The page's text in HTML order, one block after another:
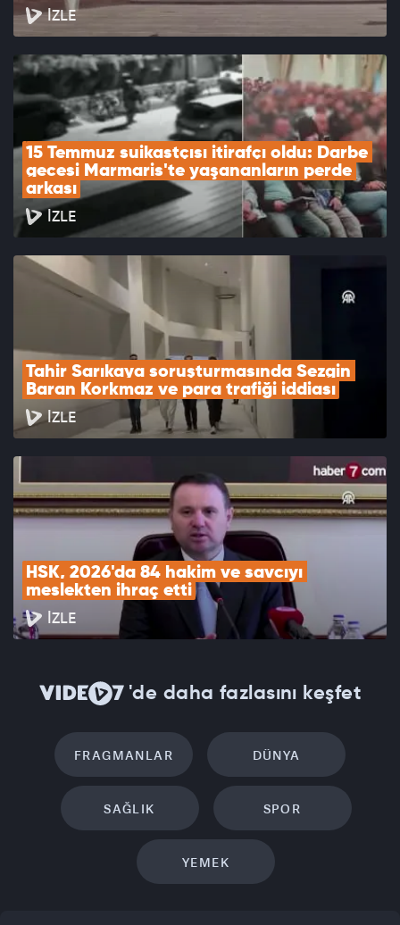
İZLE
15 Temmuz suikastçısı itirafçı oldu: Darbe
gecesi Marmaris'te yaşananların perde
arkası
İZLE
Tahir Sarıkaya soruşturmasında Sezgin
Baran Korkmaz ve para trafiği iddiası
İZLE
HSK, 2026'da 84 hakim ve savcıyı
meslekten ihraç etti
İZLE
'de daha fazlasını keşfet
FRAGMANLAR DÜNYA
SAĞLIK SPOR
YEMEK